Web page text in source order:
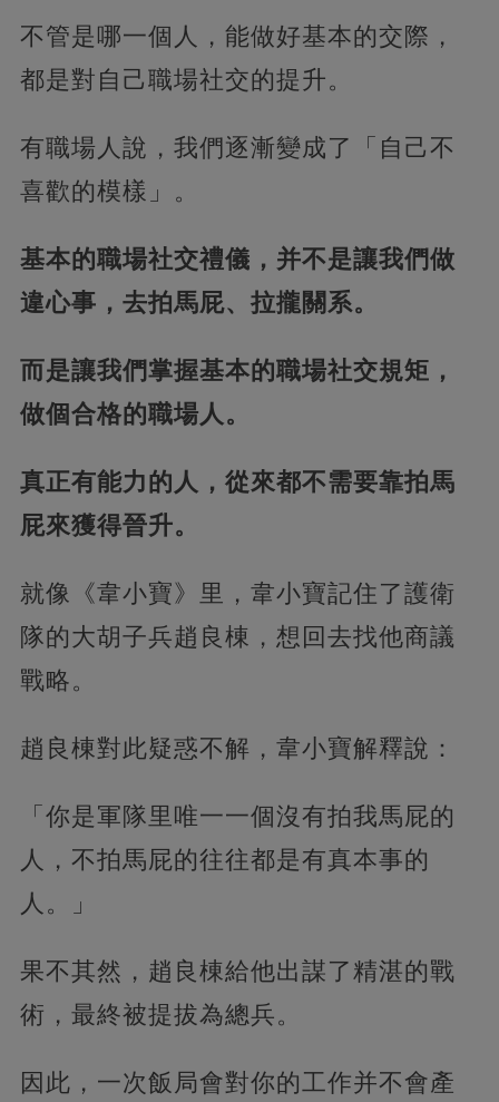
不管是哪一個人，能做好基本的交際，
都是對自己職場社交的提升。
有職場人說，我們逐漸變成了「自己不
喜歡的模樣」。
基本的職場社交禮儀，并不是讓我們做
違心事，去拍馬屁、拉攏關系。
而是讓我們掌握基本的職場社交規矩，
做個合格的職場人。
真正有能力的人，從來都不需要靠拍馬
屁來獲得晉升。
就像《韋小寶》里，韋小寶記住了護衛
隊的大胡子兵趙良棟，想回去找他商議
戰略。
趙良棟對此疑惑不解，韋小寶解釋說：
「你是軍隊里唯一一個沒有拍我馬屁的
人，不拍馬屁的往往都是有真本事的
人。」
果不其然，趙良棟給他出謀了精湛的戰
術，最終被提拔為總兵。
因此，一次飯局會對你的工作并不會產